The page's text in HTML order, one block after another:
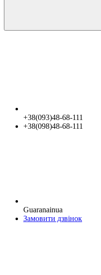
+38(093)48-68-111
+38(098)48-68-111
Guaranainua
Замовити дзвінок